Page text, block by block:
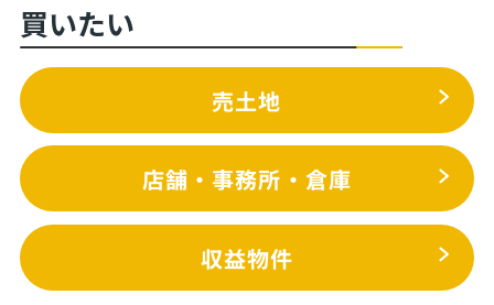
買いたい
売土地
店舗・事務所・倉庫
収益物件